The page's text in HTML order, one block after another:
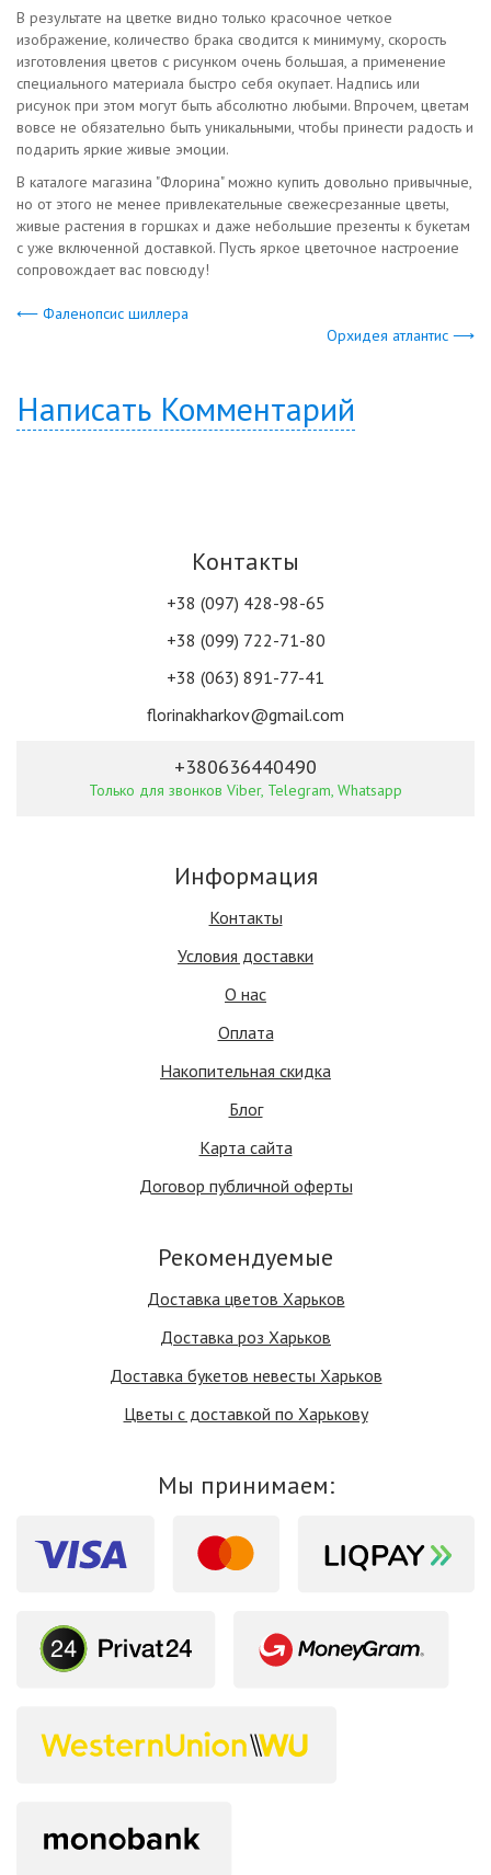
В результате на цветке видно только красочное четкое
изображение, количество брака сводится к минимуму, скорость
изготовления цветов с рисунком очень большая, а применение
специального материала быстро себя окупает. Надпись или
рисунок при этом могут быть абсолютно любыми. Впрочем, цветам
вовсе не обязательно быть уникальными, чтобы принести радость и
подарить яркие живые эмоции.
В каталоге магазина "Флорина" можно купить довольно привычные,
но от этого не менее привлекательные свежесрезанные цветы,
живые растения в горшках и даже небольшие презенты к букетам
с уже включенной доставкой. Пусть яркое цветочное настроение
сопровождает вас повсюду!
⟵ Фаленопсис шиллера
Орхидея атлантис ⟶
Написать Комментарий
Контакты
+38 (097) 428-98-65
+38 (099) 722-71-80
+38 (063) 891-77-41
florinakharkov@gmail.com
+380636440490
Только для звонков Viber, Telegram, Whatsapp
Информация
Контакты
Условия доставки
О нас
Оплата
Накопительная скидка
Блог
Карта сайта
Договор публичной оферты
Рекомендуемые
Доставка цветов Харьков
Доставка роз Харьков
Доставка букетов невесты Харьков
Цветы с доставкой по Харькову
Мы принимаем: